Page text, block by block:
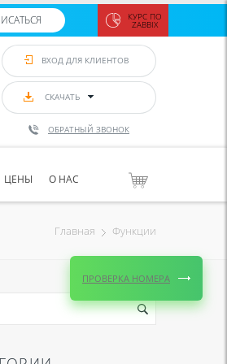
КУРС ПО
ZABBIX
ВХОД ДЛЯ КЛИЕНТОВ
СКАЧАТЬ
ОБРАТНЫЙ ЗВОНОК
ЦЕНЫ О НАС
Главная Функции
ПРОВЕРКА НОМЕРА